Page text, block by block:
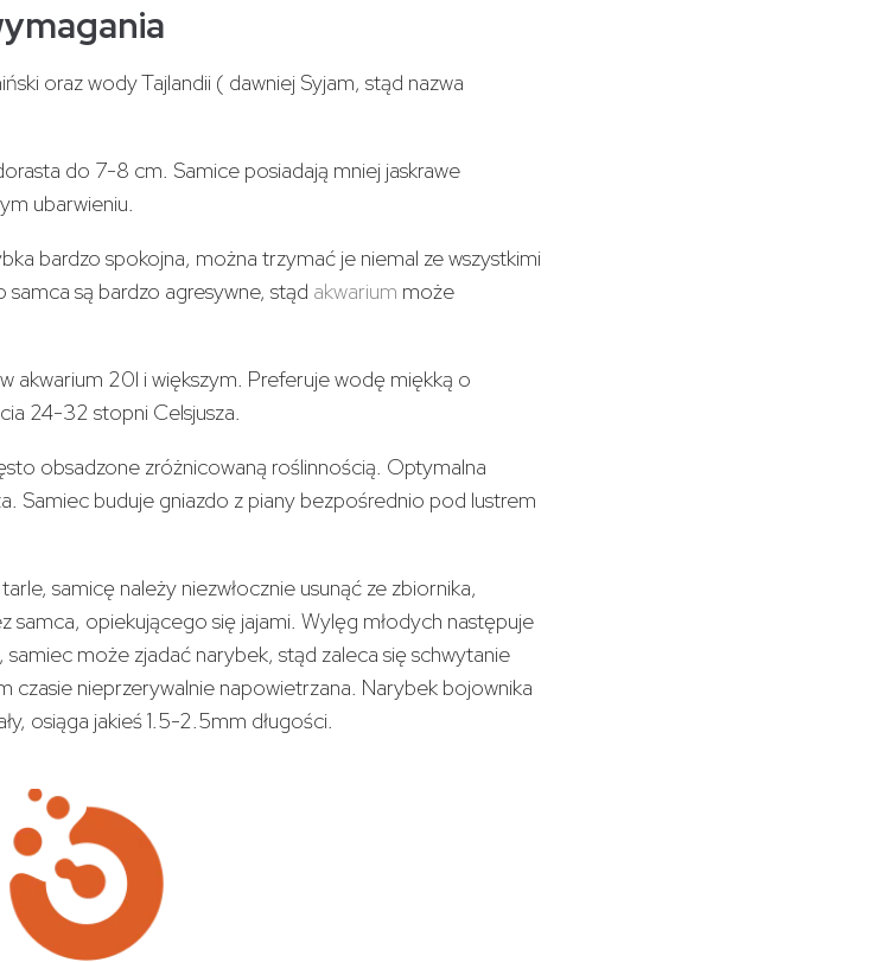
oraz wody Tajlandii ( dawniej Syjam, stąd nazwa
do 7-8 cm. Samice posiadają mniej jaskrawe
ubarwieniu.
bardzo spokojna, można trzymać je niemal ze wszystkimi
są bardzo agresywne, stąd akwarium może
akwarium 20l i większym. Preferuje wodę miękką o
24-32 stopni Celsjusza.
obsadzone zróżnicowaną roślinnością. Optymalna
Samiec buduje gniazdo z piany bezpośrednio pod lustrem
samicę należy niezwłocznie usunąć ze zbiornika,
samca, opiekującego się jajami. Wylęg młodych następuje
może zjadać narybek, stąd zaleca się schwytanie
czasie nieprzerywalnie napowietrzana. Narybek bojownika
osiąga jakieś 1.5-2.5mm długości.